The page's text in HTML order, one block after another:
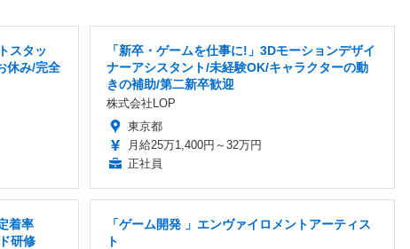
スタッ
休み/完全
「新卒・ゲームを仕事に!」3Dモーションデザイ
ナーアシスタント/未経験OK/キャラクターの動
きの補助/第二新卒歓迎
株式会社LOP
東京都
月給25万1,400円～32万円
正社員
着率
研修
「ゲーム開発 」エンヴァイロメントアーティス
ト